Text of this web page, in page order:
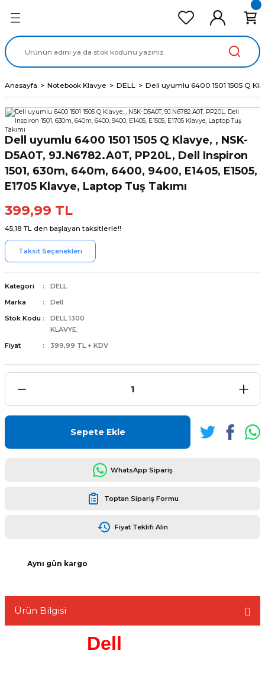
Ekran Panel
Data Kablo
Anasayfa Notebook Klavye DELL Dell uyumlu 6400 1501 1505 Q
Dell uyumlu 6400 1501 1505 Q Klavye, , NSK-
D5A0T, 9J.N6782.A0T, PP20L, Dell Inspiron
1501, 630m, 640m, 6400, 9400, E1405, E1505,
E1705 Klavye, Laptop Tuş Takımı
399,99 TL
45,18 TL den başlayan taksitlerle!!
Taksit Seçenekleri
Kategori
DELL
Marka
Dell
Stok Kodu
DELL 1300
KLAVYE.
Fiyat
399,99 TL + KDV
Sepete Ekle
WhatsApp Sipariş
Toptan Sipariş Formu
Fiyat Teklifi Alın
Aynı gün kargo
Ürün Bilgisi
Dell